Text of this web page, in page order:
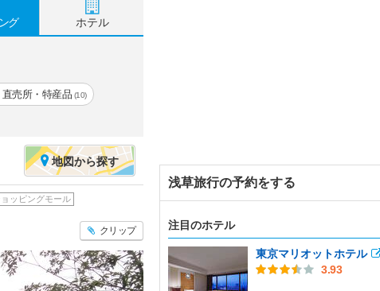
グ ホテル
売所・特産品 (10)
地図から探す
ョッピングモール
クリップ
浅草旅行の予約をする
注目のホテル
東京マリオットホテル
3.93